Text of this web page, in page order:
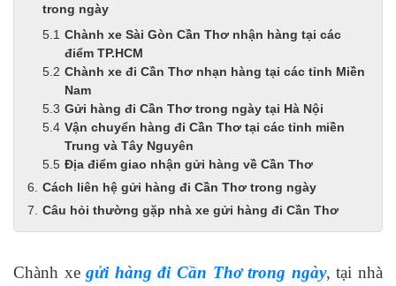
trong ngày
Chành xe Sài Gòn Cần Thơ nhận hàng tại các
điểm TP.HCM
Chành xe đi Cần Thơ nhạn hàng tại các tỉnh Miền
Nam
Gửi hàng đi Cần Thơ trong ngày tại Hà Nội
Vận chuyển hàng đi Cần Thơ tại các tỉnh miền
Trung và Tây Nguyên
Địa điểm giao nhận gửi hàng về Cần Thơ
Cách liên hệ gửi hàng đi Cần Thơ trong ngày
Câu hỏi thường gặp nhà xe gửi hàng đi Cần Thơ
Chành xe gửi hàng đi Cần Thơ trong ngày, tại nhà